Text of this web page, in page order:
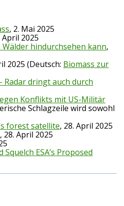
, 2. Mai 2025
April 2025
Wälder hindurchsehen kann,
2025 (Deutsch: Biomass zur
Radar dringt auch durch
Konflikts mit US-Militär
Schlagzeile wird sowohl
forest satellite, 28. April 2025
, 28. April 2025
ESA’s Proposed